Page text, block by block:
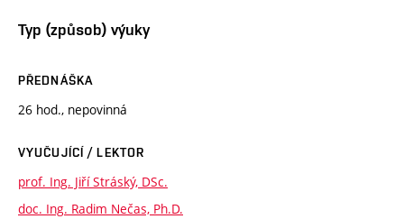
Typ (způsob) výuky
PŘEDNÁŠKA
26 hod., nepovinná
VYUČUJÍCÍ / LEKTOR
prof. Ing. Jiří Stráský, DSc.
doc. Ing. Radim Nečas, Ph.D.